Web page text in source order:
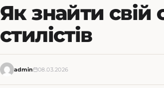
Як знайти свій
стилістів
admin 08.03.2026